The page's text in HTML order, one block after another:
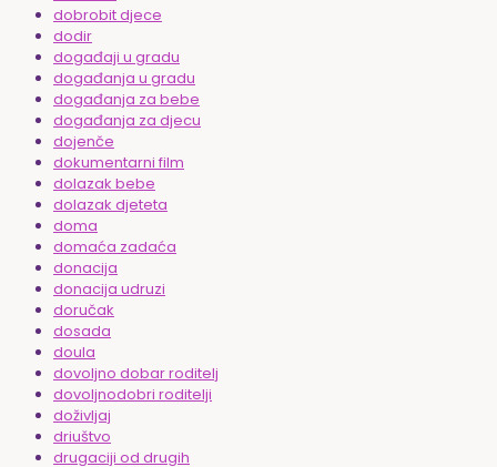
dobrobit djece
dodir
događaji u gradu
događanja u gradu
događanja za bebe
događanja za djecu
dojenče
dokumentarni film
dolazak bebe
dolazak djeteta
doma
domaća zadaća
donacija
donacija udruzi
doručak
dosada
doula
dovoljno dobar roditelj
dovoljnodobri roditelji
doživljaj
driuštvo
drugaciji od drugih